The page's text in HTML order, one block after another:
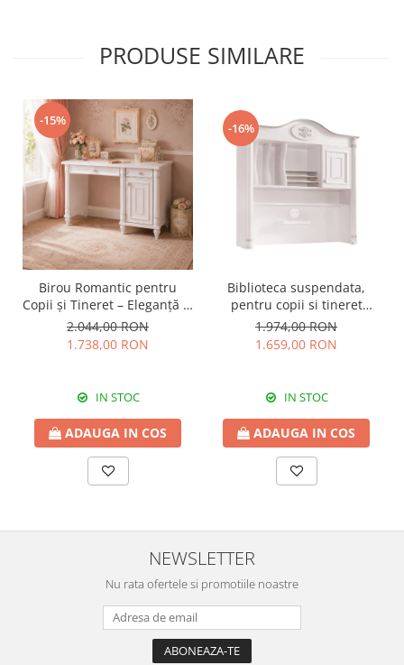
PRODUSE SIMILARE
-15%
Birou Romantic pentru
Copii și Tineret – Eleganță și
Funcționalitate, 117x62x75
cm
2.044,00 RON
1.738,00 RON
IN STOC
ADAUGA IN COS
-16%
Biblioteca suspendata,
pentru copii si tineret
Colectia Romantic,
117x37x119 cm
1.974,00 RON
1.659,00 RON
IN STOC
ADAUGA IN COS
NEWSLETTER
Nu rata ofertele si promotiile noastre